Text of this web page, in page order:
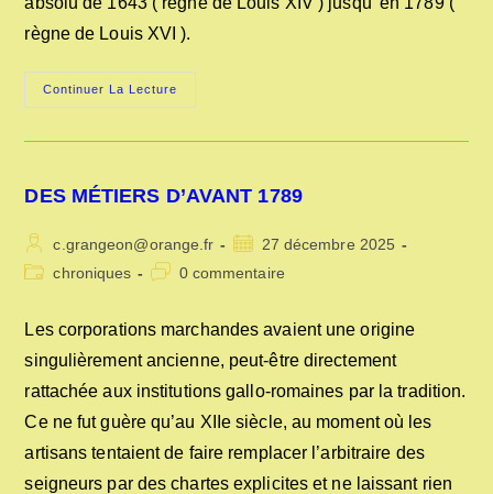
règne de Louis XVI ).
Continuer La Lecture
DE
DES MÉTIERS D’AVANT 1789
Auteur/autrice
de
c.grangeon@orange.fr
Publication
publiée :
27 décembre 2025
Postchroniques
Commentaires
publication :
0 commentaire
Les corporations marchandes avaient une origine
singulièrement ancienne, peut-être directement
rattachée aux institutions gallo-romaines par la tradition.
Ce ne fut guère qu’au XIIe siècle, au moment où les
artisans tentaient de faire remplacer l’arbitraire des
seigneurs par des chartes explicites et ne laissant rien